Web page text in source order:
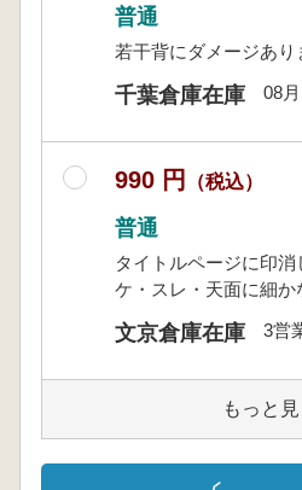
普通
若干背にダメージあ
千葉倉庫在庫 08
990 円 （税込）
普通
タイトルページに印
ケ・スレ・天面に細か
文京倉庫在庫 3営
もっと見